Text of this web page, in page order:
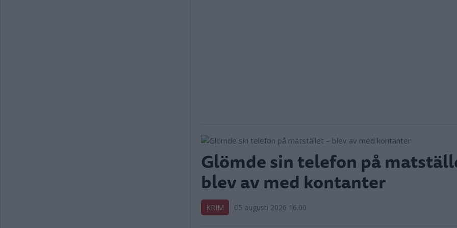
Glömde sin telefon på
blev av med kontanter
KRIM 05 augusti 2026 16.00